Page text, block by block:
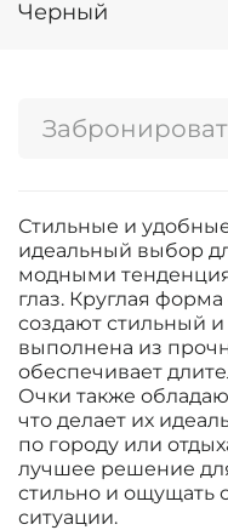
Черный
Стильные и
идеальный выбор
модными
глаз. Круглая
создают стильный
выполнена из
обеспечивает
Очки также
что делает их
по городу или
лучшее решение для
стильно и ощущать
ситуации.